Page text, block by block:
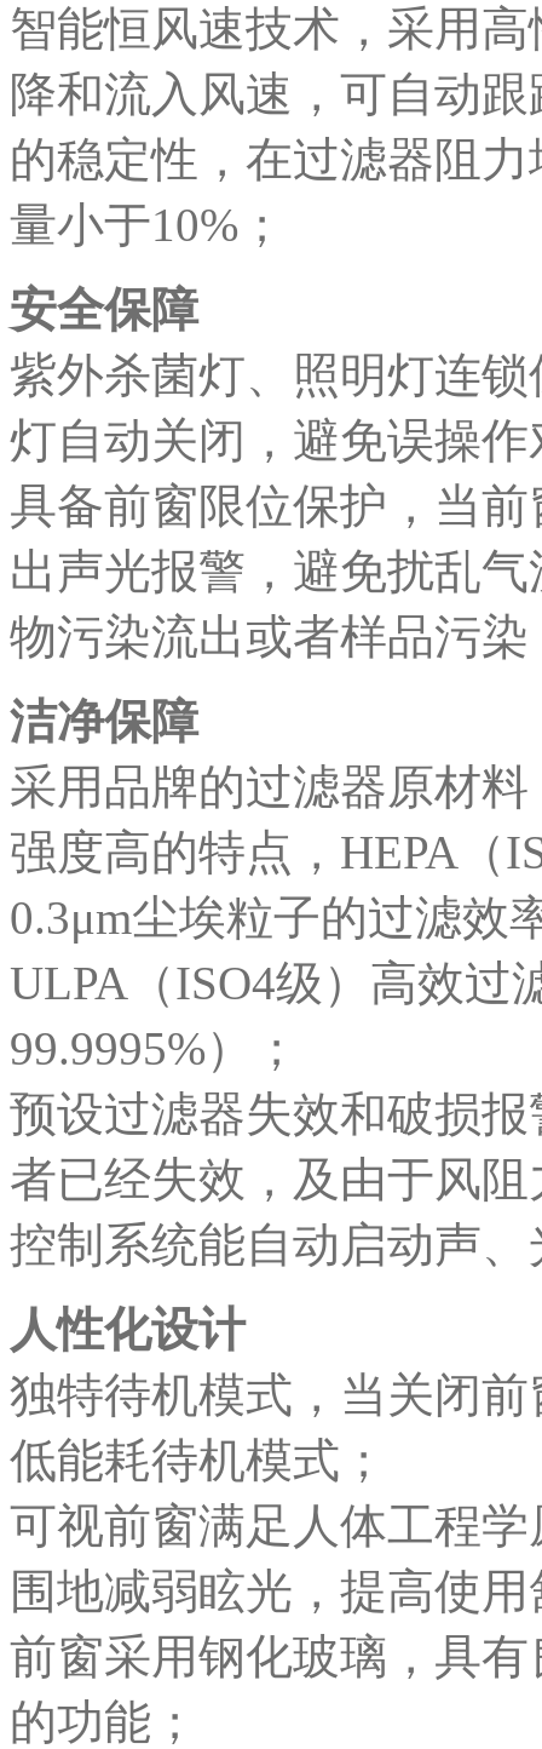
智能恒风速技术，采用
降和流入风速，可自动
的稳定性，在过滤器阻
量小于10%；
安全保障
紫外杀菌灯、照明灯连
灯自动关闭，避免误操
具备前窗限位保护，当
出声光报警，避免扰乱
物污染流出或者样品污染
洁净保障
采用品牌的过滤器原材
强度高的特点，HEPA（
0.3μm尘埃粒子的过滤效
ULPA（ISO4级）高效过
99.9995%）；
预设过滤器失效和破损
者已经失效，及由于风
控制系统能自动启动声
人性化设计
独特待机模式，当关闭
低能耗待机模式；
可视前窗满足人体工程
围地减弱眩光，提高使
前窗采用钢化玻璃，具
的功能；